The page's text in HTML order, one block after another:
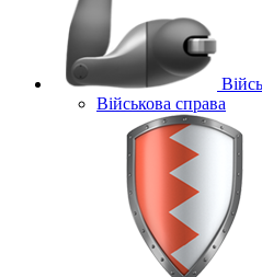
Військова справа